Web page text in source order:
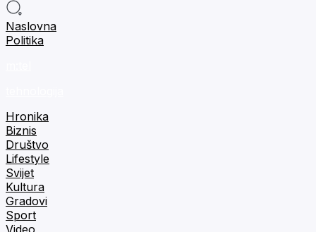
Naslovna
Politika
Hronika
Biznis
Društvo
Lifestyle
Svijet
Kultura
Gradovi
Sport
Video